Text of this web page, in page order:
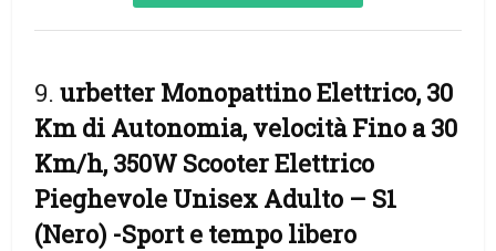
9.urbetter Monopattino Elettrico, 30
Km di Autonomia, velocità Fino a 30
Km/h, 350W Scooter Elettrico
Pieghevole Unisex Adulto – S1
(Nero) -Sport e tempo libero